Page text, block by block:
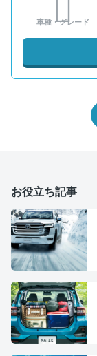
車種・グレード
お役立ち記事